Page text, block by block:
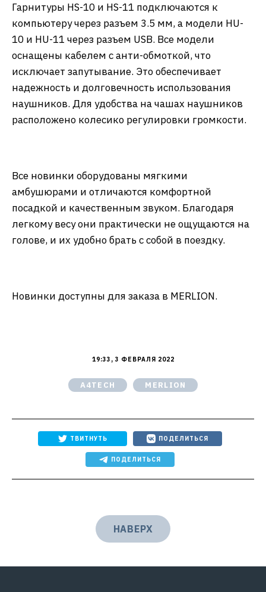
Гарнитуры HS-10 и HS-11 подключаются к
компьютеру через разъем 3.5 мм, а модели HU-
10 и HU-11 через разъем USB. Все модели
оснащены кабелем с анти-обмоткой, что
исключает запутывание. Это обеспечивает
надежность и долговечность использования
наушников. Для удобства на чашах наушников
расположено колесико регулировки громкости.
Все новинки оборудованы мягкими
амбушюрами и отличаются комфортной
посадкой и качественным звуком. Благодаря
легкому весу они практически не ощущаются на
голове, и их удобно брать с собой в поездку.
Новинки доступны для заказа в MERLION.
19:33, 3 ФЕВРАЛЯ 2022
A4TECH MERLION
ТВИТНУТЬ ПОДЕЛИТЬСЯ
ПОДЕЛИТЬСЯ
НАВЕРХ